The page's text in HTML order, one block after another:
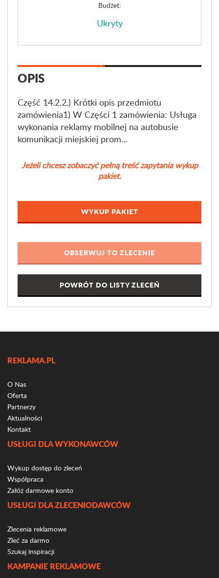
Budżet:
Ukryty
OPIS
Część 14.2.2.) Krótki opis przedmiotu
zamówienia1) W Części 1 zamówienia: Usługa
wykonania reklamy mobilnej na autobusie
komunikacji miejskiej prom...
Jeżeli chcesz zobaczyć pełną treść zapytania wykup
pakiet.
WYKUP PAKIET
POWRÓT DO LISTY ZLECEŃ
REKLAMA.PL
O Nas
Oferta
Partnerzy
Aktualności
Kontakt
USŁUGI DLA WYKONAWCÓW
Wykup dostęp do zleceń
Współpraca
Załóż darmowe konto
USŁUGI DLA ZLECENIODAWCÓW
Zlecenia reklamowe
Zleć za darmo
Szukaj inspiracji
KAMPANIE REKLAMOWE